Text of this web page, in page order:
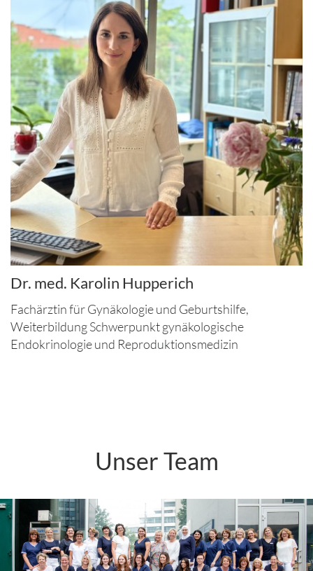
Dr. med. Karolin Hupperich
Fachärztin für Gynäkologie und Geburtshilfe,
Weiterbildung Schwerpunkt gynäkologische
Endokrinologie und Reproduktionsmedizin
Unser Team